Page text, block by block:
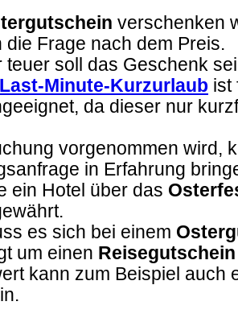
verschenken
die Frage nach dem Preis.
teuer soll das Geschenk
Last-Minute-Kurzurlaub ist
da dieser nur
vorgenommen wird,
in Erfahrung
ein Hotel über das
es sich bei einem
um einen Reisegutschein
kann zum Beispiel auch